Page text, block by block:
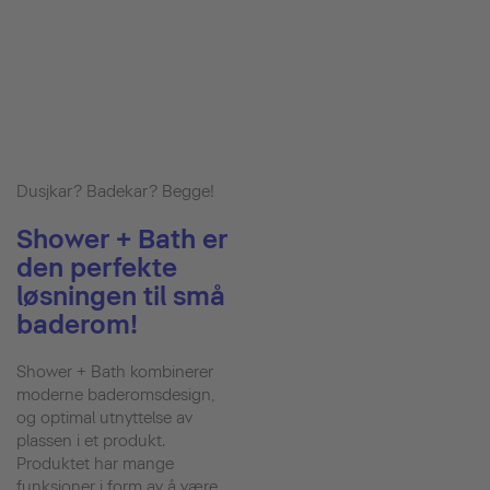
Dusjkar? Badekar? Begge!
Shower + Bath er
den perfekte
løsningen til små
baderom!
Shower + Bath kombinerer
moderne baderomsdesign,
og optimal utnyttelse av
plassen i et produkt.
Produktet har mange